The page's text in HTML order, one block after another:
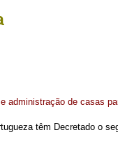
administração de casas
têm Decretado o